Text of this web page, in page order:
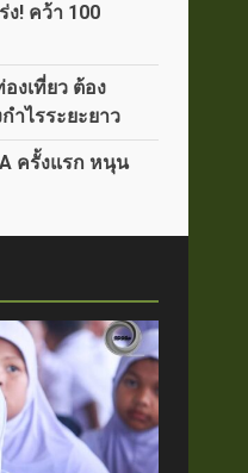
ง! คว้า 100
งเที่ยว ต้อง
ำไรระยะยาว
ครั้งแรก หนุน